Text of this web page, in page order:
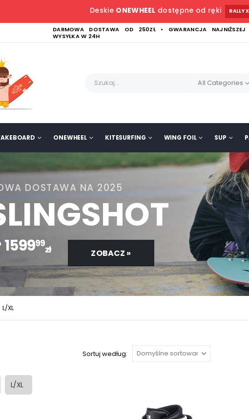
Deskie ONEWHEEL dostępne od ręki RALLY
DARMOWA DOSTAWA OD 250ZŁ • GWARANCJA NAJNIŻSZEJ
WYSYŁKA W 24H
All Categories
ONEWHEEL KITESURFING WING FOIL SUP
DOSTAWA NA 2025
159999
zł ZOBACZ »
L/XL
Sortuj według:
L/XL